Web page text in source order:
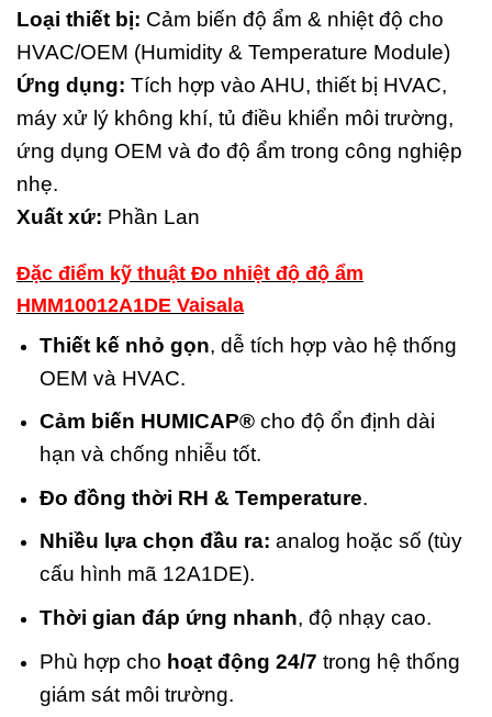
Loại thiết bị: Cảm biến độ ẩm & nhiệt độ cho
HVAC/OEM (Humidity & Temperature Module)
Ứng dụng: Tích hợp vào AHU, thiết bị HVAC,
máy xử lý không khí, tủ điều khiển môi trường,
ứng dụng OEM và đo độ ẩm trong công nghiệp
nhẹ.
Xuất xứ: Phần Lan
Đặc điểm kỹ thuật Đo nhiệt độ độ ẩm
HMM10012A1DE Vaisala
Thiết kế nhỏ gọn, dễ tích hợp vào hệ thống
OEM và HVAC.
Cảm biến HUMICAP®cho độ ổn định dài
hạn và chống nhiễu tốt.
Đo đồng thời RH & Temperature.
Nhiều lựa chọn đầu ra: analog hoặc số (tùy
cấu hình mã 12A1DE).
Thời gian đáp ứng nhanh, độ nhạy cao.
Phù hợp cho hoạt động 24/7 trong hệ thống
giám sát môi trường.